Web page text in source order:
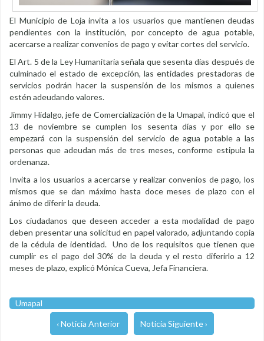
El Municipio de Loja invita a los usuarios que mantienen deudas
pendientes con la institución, por concepto de agua potable,
acercarse a realizar convenios de pago y evitar cortes del servicio.
El Art. 5 de la Ley Humanitaria señala que sesenta días después de
culminado el estado de excepción, las entidades prestadoras de
servicios podrán hacer la suspensión de los mismos a quienes
estén adeudando valores.
Jimmy Hidalgo, jefe de Comercialización de la Umapal, indicó que el
13 de noviembre se cumplen los sesenta días y por ello se
empezará con la suspensión del servicio de agua potable a las
personas que adeudan más de tres meses, conforme estipula la
ordenanza.
Invita a los usuarios a acercarse y realizar convenios de pago, los
mismos que se dan máximo hasta doce meses de plazo con el
ánimo de diferir la deuda.
Los ciudadanos que deseen acceder a esta modalidad de pago
deben presentar una solicitud en papel valorado, adjuntando copia
de la cédula de identidad. Uno de los requisitos que tienen que
cumplir es el pago del 30% de la deuda y el resto diferirlo a 12
meses de plazo, explicó Mónica Cueva, Jefa Financiera.
Umapal
‹ Noticia Anterior Noticia Siguiente ›